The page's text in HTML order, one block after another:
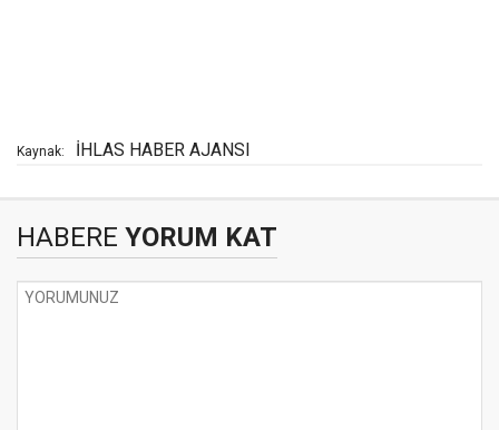
Kaynak: İHLAS HABER AJANSI
HABERE YORUM KAT